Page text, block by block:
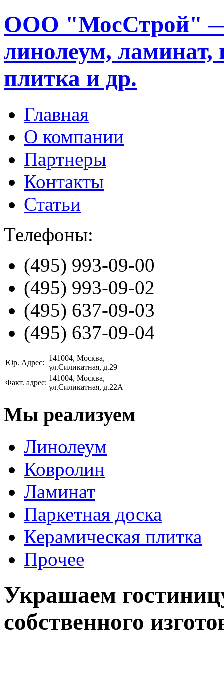
ООО "МосСтрой" —
линолеум, ламинат,
плитка и др.
Главная
О компании
Партнеры
Контакты
Статьи
Телефоны:
(495) 993-09-00
(495) 993-09-02
(495) 637-09-03
(495) 637-09-04
Юр. Адрес:
141004, Москва,
ул.Силикатная, д.29
Факт. адрес:
141004, Москва,
ул.Силикатная, д.22А
Мы реализуем
Линолеум
Ковролин
Ламинат
Паркетная доска
Керамическая плитка
Прочее
Украшаем
собственного